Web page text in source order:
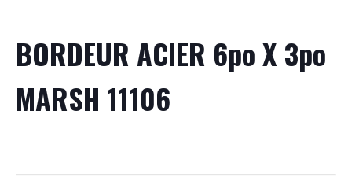
BORDEUR ACIER 6po X 3po
MARSH 11106